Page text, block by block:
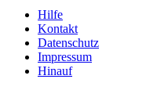
Hilfe
Kontakt
Datenschutz
Impressum
Hinauf